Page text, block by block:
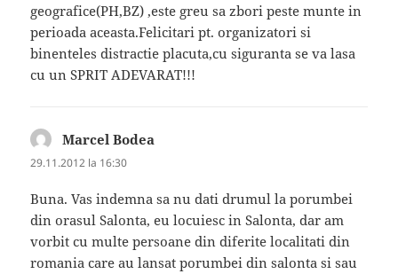
geografice(PH,BZ) ,este greu sa zbori peste munte in
perioada aceasta.Felicitari pt. organizatori si
binenteles distractie placuta,cu siguranta se va lasa
cu un SPRIT ADEVARAT!!!
Marcel Bodea
29.11.2012 la 16:30
Buna. Vas indemna sa nu dati drumul la porumbei
din orasul Salonta, eu locuiesc in Salonta, dar am
vorbit cu multe persoane din diferite localitati din
romania care au lansat porumbei din salonta si sau